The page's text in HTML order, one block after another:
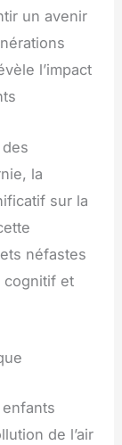
un avenir
l’impact
la
sur la
néfastes
cognitif et
de l’air